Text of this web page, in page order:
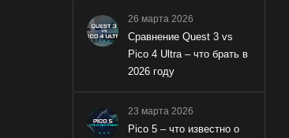
26 марта 2026
Сравнение Quest 3 vs
Pico 4 Ultra – что брать в
2026 году
23 марта 2026
Pico 5 – что известно о